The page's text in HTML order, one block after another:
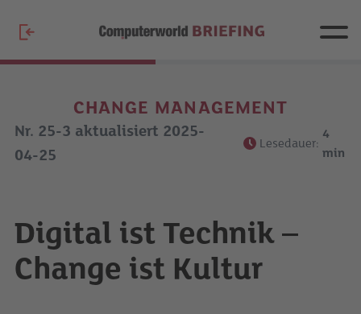
CHANGE MANAGEMENT
Nr. 25-3 aktualisiert 2025-
04-25
Lesedauer:
4
min
Digital ist Technik –
Change ist Kultur